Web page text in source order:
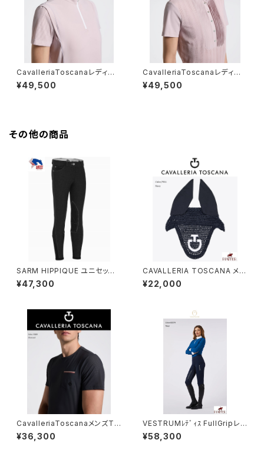
CavalleriaToscanaレディスS
Sトレーニングポロ POD404
JE022
¥49,500
CavalleriaToscanaレディスS
Sシャツ CAD294PA100
¥49,500
その他の商品
SARM HIPPIQUE ユニセック
ス ジュニア膝グリップブリー
チ JJ04
¥47,300
CAVALLERIA TOSCANA メッ
シュイヤーネット CUF049CO
061
¥22,000
CavalleriaToscanaメンズTシ
ャツ TSU086JE022
¥36,300
VESTRUMﾚﾃﾞｨｽ FullGripレギ
ンス W105265077
¥58,300